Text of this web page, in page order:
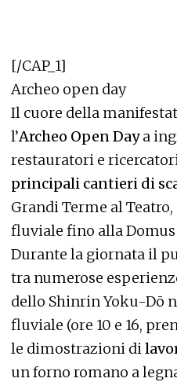
[/CAP_1]
Archeo open day
Il cuore della
l’Archeo Open Daya
restauratori e
principali cantieri di
Grandi Terme al
fluviale fino alla
Durante la giornata il
tra numerose
dello Shinrin Yoku-Dō
fluviale (ore 10 e 16,
le dimostrazioni di
un forno romano a